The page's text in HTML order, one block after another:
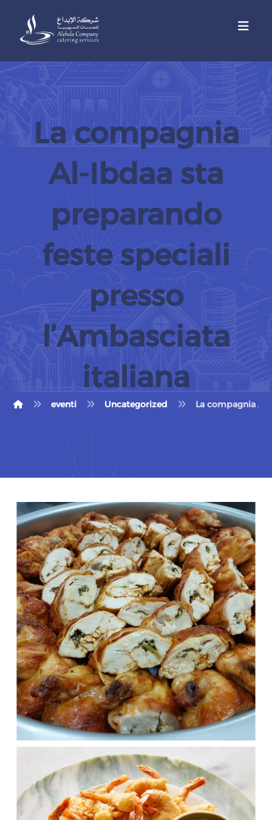
La compagnia
Al-Ibdaa sta
preparando
feste speciali
presso
l’Ambasciata
italiana
eventi Uncategorized La compagnia